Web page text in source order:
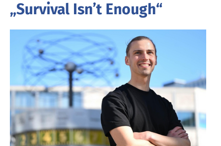
„Survival Isn’t Enough“